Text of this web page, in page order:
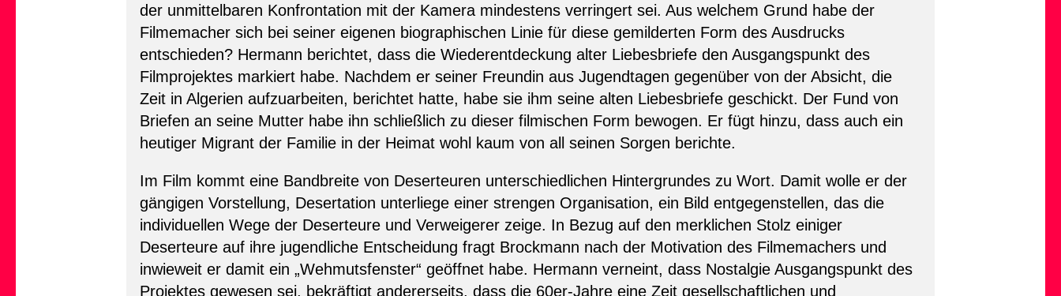
der unmittelbaren Konfrontation mit der Kamera mindestens verringert sei. Aus welchem Grund habe der
Filmemacher sich bei seiner eigenen biographischen Linie für diese gemilderten Form des Ausdrucks
entschieden? Hermann berichtet, dass die Wiederentdeckung alter Liebesbriefe den Ausgangspunkt des
Filmprojektes markiert habe. Nachdem er seiner Freundin aus Jugendtagen gegenüber von der Absicht, die
Zeit in Algerien aufzuarbeiten, berichtet hatte, habe sie ihm seine alten Liebesbriefe geschickt. Der Fund von
Briefen an seine Mutter habe ihn schließlich zu dieser filmischen Form bewogen. Er fügt hinzu, dass auch ein
heutiger Migrant der Familie in der Heimat wohl kaum von all seinen Sorgen berichte.
Im Film kommt eine Bandbreite von Deserteuren unterschiedlichen Hintergrundes zu Wort. Damit wolle er der
gängigen Vorstellung, Desertation unterliege einer strengen Organisation, ein Bild entgegenstellen, das die
individuellen Wege der Deserteure und Verweigerer zeige. In Bezug auf den merklichen Stolz einiger
Deserteure auf ihre jugendliche Entscheidung fragt Brockmann nach der Motivation des Filmemachers und
inwieweit er damit ein „Wehmutsfenster“ geöffnet habe. Hermann verneint, dass Nostalgie Ausgangspunkt des
Projektes gewesen sei, bekräftigt andererseits, dass die 60er-Jahre eine Zeit gesellschaftlichen und